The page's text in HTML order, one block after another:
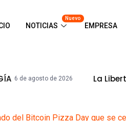
NOTICIAS
Nuevo
EMPRESA
La Libertad Acumula
del Bitcoin Pizza Day que se